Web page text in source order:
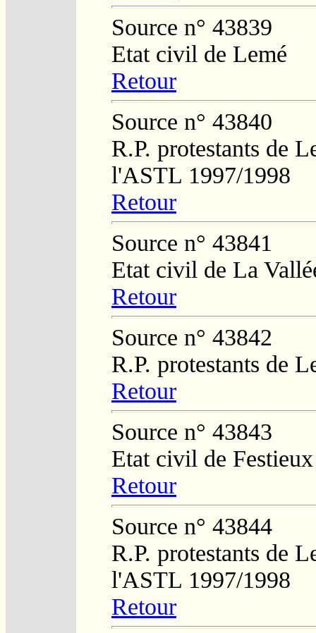
Source n° 43839
Etat civil de Lemé
Retour
Source n° 43840
R.P. protestants de
l'ASTL 1997/1998
Retour
Source n° 43841
Etat civil de La
Retour
Source n° 43842
R.P. protestants de
Retour
Source n° 43843
Etat civil de
Retour
Source n° 43844
R.P. protestants de
l'ASTL 1997/1998
Retour